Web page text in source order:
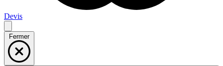
Devis
Fermer